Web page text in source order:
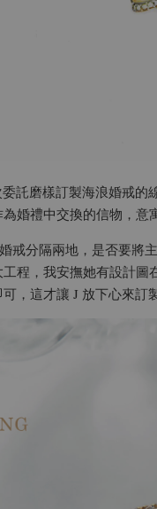
託磨樣訂製海浪婚戒
婚禮中交換的信物，意
戒分隔兩地，是否要將
程，我安撫她有設計
，這才讓 J 放下心來訂製